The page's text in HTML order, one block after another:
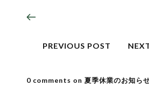
PREVIOUS POST
0 comments on 夏季休業のお知ら